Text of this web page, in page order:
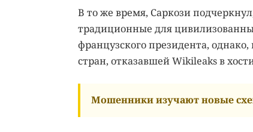
В то же время, Саркози
традиционные для
французского президента,
стран, отказавшей Wikileaks в
Мошенники изучают новые